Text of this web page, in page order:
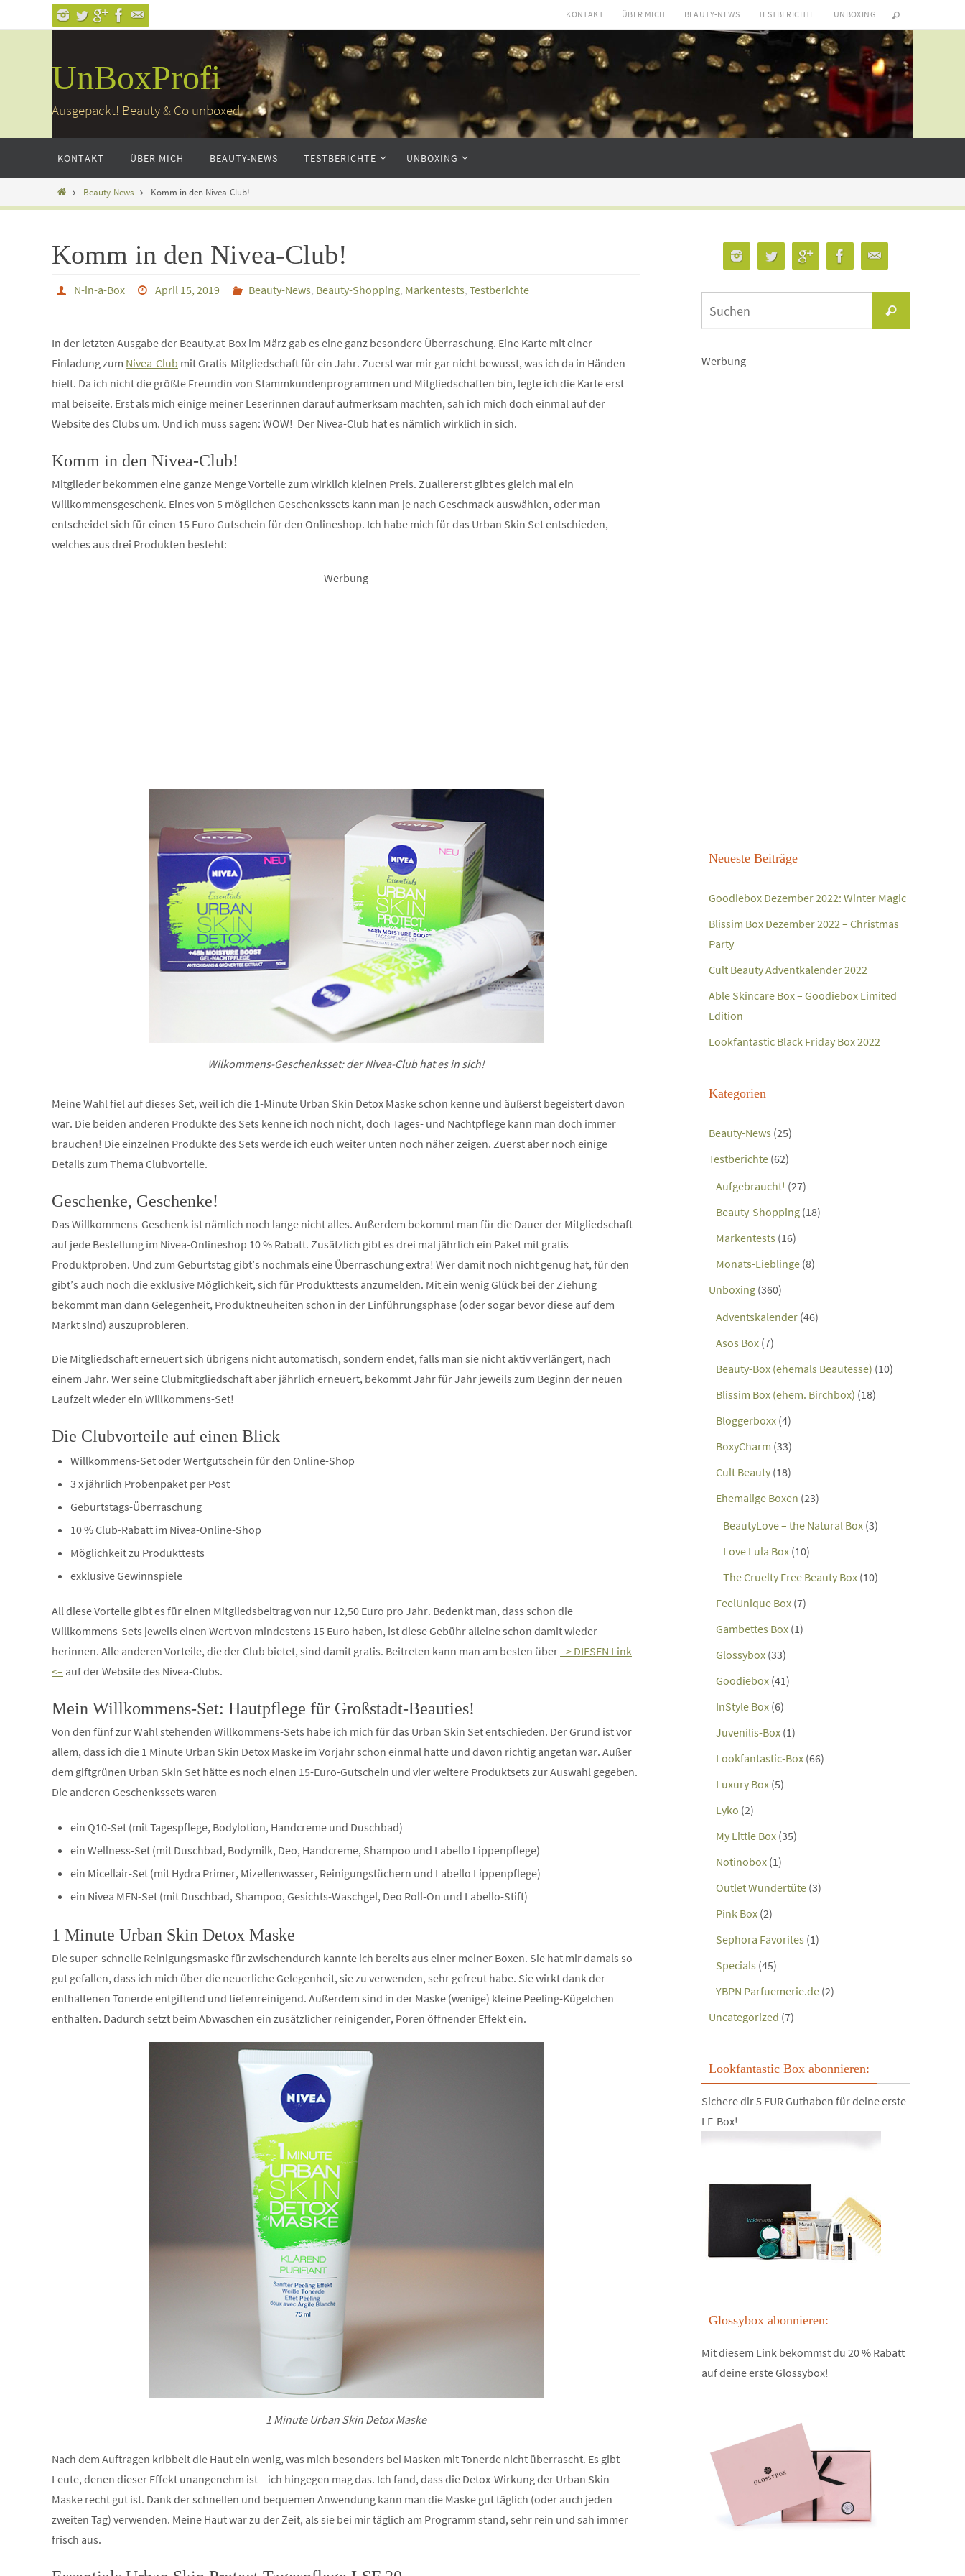
Inhalt
KONTAKT ÜBER MICH BEAUTY-NEWS TESTBERICHTE UNBOXING
UnBoxProfi
Ausgepackt! Beauty & Co unboxed
springen
KONTAKT ÜBER MICH BEAUTY-NEWS TESTBERICHTE UNBOXING
HomeBeauty-News Komm in den Nivea-Club!
Komm in den Nivea-Club!
N-in-a-Box April 15, 2019 Beauty-News, Beauty-Shopping, Markentests,Testberichte
In der letzten Ausgabe der Beauty.at-Box im März gab es eine ganz besondere Überraschung. Eine Karte mit einer
Einladung zum Nivea-Club mit Gratis-Mitgliedschaft für ein Jahr. Zuerst war mir gar nicht bewusst, was ich da in Händen
hielt. Da ich nicht die größte Freundin von Stammkundenprogrammen und Mitgliedschaften bin, legte ich die Karte erst
mal beiseite. Erst als mich einige meiner Leserinnen darauf aufmerksam machten, sah ich mich doch einmal auf der
Website des Clubs um. Und ich muss sagen: WOW! Der Nivea-Club hat es nämlich wirklich in sich.
Komm in den Nivea-Club!
Mitglieder bekommen eine ganze Menge Vorteile zum wirklich kleinen Preis. Zuallererst gibt es gleich mal ein
Willkommensgeschenk. Eines von 5 möglichen Geschenkssets kann man je nach Geschmack auswählen, oder man
entscheidet sich für einen 15 Euro Gutschein für den Onlineshop. Ich habe mich für das Urban Skin Set entschieden,
welches aus drei Produkten besteht:
Werbung
Wilkommens-Geschenksset: der Nivea-Club hat es in sich!
Meine Wahl fiel auf dieses Set, weil ich die 1-Minute Urban Skin Detox Maske schon kenne und äußerst begeistert davon
war. Die beiden anderen Produkte des Sets kenne ich noch nicht, doch Tages- und Nachtpflege kann man doch immer
brauchen! Die einzelnen Produkte des Sets werde ich euch weiter unten noch näher zeigen. Zuerst aber noch einige
Details zum Thema Clubvorteile.
Geschenke, Geschenke!
Das Willkommens-Geschenk ist nämlich noch lange nicht alles. Außerdem bekommt man für die Dauer der Mitgliedschaft
auf jede Bestellung im Nivea-Onlineshop 10 % Rabatt. Zusätzlich gibt es drei mal jährlich ein Paket mit gratis
Produktproben. Und zum Geburtstag gibt’s nochmals eine Überraschung extra! Wer damit noch nicht genug hat, für den
gibt’s auch noch die exklusive Möglichkeit, sich für Produkttests anzumelden. Mit ein wenig Glück bei der Ziehung
bekommt man dann Gelegenheit, Produktneuheiten schon in der Einführungsphase (oder sogar bevor diese auf dem
Markt sind) auszuprobieren.
Die Mitgliedschaft erneuert sich übrigens nicht automatisch, sondern endet, falls man sie nicht aktiv verlängert, nach
einem Jahr. Wer seine Clubmitgliedschaft aber jährlich erneuert, bekommt Jahr für Jahr jeweils zum Beginn der neuen
Laufzeit wieder ein Willkommens-Set!
Die Clubvorteile auf einen Blick
Willkommens-Set oder Wertgutschein für den Online-Shop
3 x jährlich Probenpaket per Post
Geburtstags-Überraschung
10 % Club-Rabatt im Nivea-Online-Shop
Möglichkeit zu Produkttests
exklusive Gewinnspiele
All diese Vorteile gibt es für einen Mitgliedsbeitrag von nur 12,50 Euro pro Jahr. Bedenkt man, dass schon die
Willkommens-Sets jeweils einen Wert von mindestens 15 Euro haben, ist diese Gebühr alleine schon damit wieder
herinnen. Alle anderen Vorteile, die der Club bietet, sind damit gratis. Beitreten kann man am besten über–> DIESEN Link
<– auf der Website des Nivea-Clubs.
Mein Willkommens-Set: Hautpflege für Großstadt-Beauties!
Von den fünf zur Wahl stehenden Willkommens-Sets habe ich mich für das Urban Skin Set entschieden. Der Grund ist vor
allem, dass ich die 1 Minute Urban Skin Detox Maske im Vorjahr schon einmal hatte und davon richtig angetan war. Außer
dem giftgrünen Urban Skin Set hätte es noch einen 15-Euro-Gutschein und vier weitere Produktsets zur Auswahl gegeben.
Die anderen Geschenkssets waren
ein Q10-Set (mit Tagespflege, Bodylotion, Handcreme und Duschbad)
ein Wellness-Set (mit Duschbad, Bodymilk, Deo, Handcreme, Shampoo und Labello Lippenpflege)
ein Micellair-Set (mit Hydra Primer, Mizellenwasser, Reinigungstüchern und Labello Lippenpflege)
ein Nivea MEN-Set (mit Duschbad, Shampoo, Gesichts-Waschgel, Deo Roll-On und Labello-Stift)
1 Minute Urban Skin Detox Maske
Die super-schnelle Reinigungsmaske für zwischendurch kannte ich bereits aus einer meiner Boxen. Sie hat mir damals so
gut gefallen, dass ich mich über die neuerliche Gelegenheit, sie zu verwenden, sehr gefreut habe. Sie wirkt dank der
enthaltenen Tonerde entgiftend und tiefenreinigend. Außerdem sind in der Maske (wenige) kleine Peeling-Kügelchen
enthalten. Dadurch setzt beim Abwaschen ein zusätzlicher reinigender, Poren öffnender Effekt ein.
1 Minute Urban Skin Detox Maske
Nach dem Auftragen kribbelt die Haut ein wenig, was mich besonders bei Masken mit Tonerde nicht überrascht. Es gibt
Leute, denen dieser Effekt unangenehm ist – ich hingegen mag das. Ich fand, dass die Detox-Wirkung der Urban Skin
Maske recht gut ist. Dank der schnellen und bequemen Anwendung kann man die Maske gut täglich (oder auch jeden
zweiten Tag) verwenden. Meine Haut war zu der Zeit, als sie bei mir täglich am Programm stand, sehr rein und sah immer
frisch aus.
Suchen
Werbung
Neueste Beiträge
Goodiebox Dezember 2022: Winter Magic
Blissim Box Dezember 2022 – Christmas
Party
Cult Beauty Adventkalender 2022
Able Skincare Box – Goodiebox Limited
Edition
Lookfantastic Black Friday Box 2022
Kategorien
Beauty-News (25)
Testberichte (62)
Aufgebraucht! (27)
Beauty-Shopping (18)
Markentests (16)
Monats-Lieblinge (8)
Unboxing (360)
Adventskalender (46)
Asos Box (7)
Beauty-Box (ehemals Beautesse) (10)
Blissim Box (ehem. Birchbox) (18)
Bloggerboxx (4)
BoxyCharm (33)
Cult Beauty (18)
Ehemalige Boxen (23)
BeautyLove – the Natural Box (3)
Love Lula Box (10)
The Cruelty Free Beauty Box (10)
FeelUnique Box (7)
Gambettes Box (1)
Glossybox (33)
Goodiebox (41)
InStyle Box (6)
Juvenilis-Box (1)
Lookfantastic-Box (66)
Luxury Box (5)
Lyko (2)
My Little Box (35)
Notinobox (1)
Outlet Wundertüte (3)
Pink Box (2)
Sephora Favorites (1)
Specials (45)
YBPN Parfuemerie.de (2)
Uncategorized (7)
Lookfantastic Box abonnieren:
Sichere dir 5 EUR Guthaben für deine erste
LF-Box!
Glossybox abonnieren:
Mit diesem Link bekommst du 20 % Rabatt
auf deine erste Glossybox!